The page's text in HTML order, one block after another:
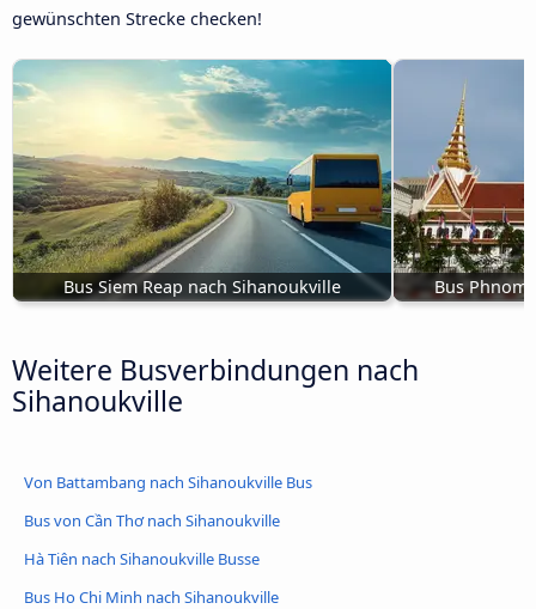
gewünschten Strecke checken!
Bus Siem Reap nach Sihanoukville Bus Phnom
Weitere Busverbindungen nach
Sihanoukville
Von Battambang nach Sihanoukville Bus
Bus von Cần Thơ nach Sihanoukville
Hà Tiên nach Sihanoukville Busse
Bus Ho Chi Minh nach Sihanoukville